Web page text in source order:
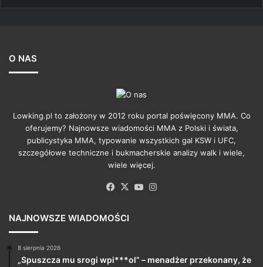
O NAS
Lowking.pl to założony w 2012 roku portal poświęcony MMA. Co
oferujemy? Najnowsze wiadomości MMA z Polski i świata,
publicystyka MMA, typowanie wszystkich gal KSW i UFC,
szczegółowe techniczne i bukmacherskie analizy walk i wiele,
wiele więcej.
Facebook
X YouTube
NAJNOWSZE WIADOMOŚCI
8 sierpnia 2026
„Spuszcza mu srogi wpi***ol” – menadżer przekonany, że